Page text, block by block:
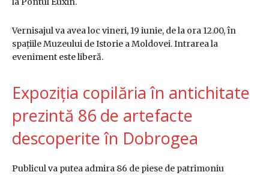
Vernisajul va avea loc vineri, 19 iunie, de la ora 12.00, în
spațiile Muzeului de Istorie a Moldovei. Intrarea la
eveniment este liberă.
Expoziția copilăria în antichitate
prezintă 86 de artefacte
descoperite în Dobrogea
Publicul va putea admira 86 de piese de patrimoniu